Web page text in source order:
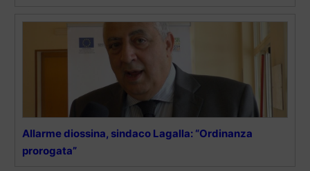
Allarme diossina, sindaco Lagalla: “Ordinanza
prorogata”